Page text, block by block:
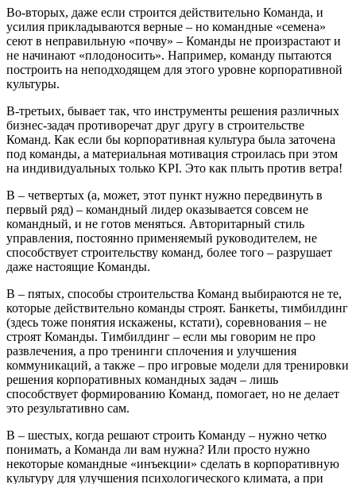
Во-вторых, даже если строится действительно Команда, и
усилия прикладываются верные – но командные «семена»
сеют в неправильную «почву» – Команды не произрастают и
не начинают «плодоносить». Например, команду пытаются
построить на неподходящем для этого уровне корпоративной
культуры.
В-третьих, бывает так, что инструменты решения различных
бизнес-задач противоречат друг другу в строительстве
Команд. Как если бы корпоративная культура была заточена
под команды, а материальная мотивация строилась при этом
на индивидуальных только KPI. Это как плыть против ветра!
В – четвертых (а, может, этот пункт нужно передвинуть в
первый ряд) – командный лидер оказывается совсем не
командный, и не готов меняться. Авторитарный стиль
управления, постоянно применяемый руководителем, не
способствует строительству команд, более того – разрушает
даже настоящие Команды.
В – пятых, способы строительства Команд выбираются не те,
которые действительно команды строят. Банкеты, тимбилдинг
(здесь тоже понятия искажены, кстати), соревнования – не
строят Команды. Тимбилдинг – если мы говорим не про
развлечения, а про тренинги сплочения и улучшения
коммуникаций, а также – про игровые модели для тренировки
решения корпоративных командных задач – лишь
способствует формированию Команд, помогает, но не делает
это результативно сам.
В – шестых, когда решают строить Команду – нужно четко
понимать, а Команда ли вам нужна? Или просто нужно
некоторые командные «инъекции» сделать в корпоративную
культуру для улучшения психологического климата, а при